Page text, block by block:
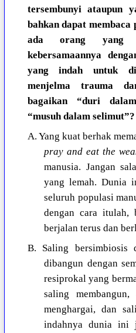
tersembunyi ataupun
bahkan dapat
ada orang yang
kebersamaannya
yang indah untuk
menjelma trauma
bagaikan “duri
“musuh dalam selimut”?
A. Yang kuat berhak
pray and eat the
manusia. Jangan
yang lemah. Dunia
seluruh populasi
dengan cara itulah,
berjalan terus dan
B. Saling bersimbiosis
dibangun dengan
resiprokal yang
saling
menghargai, dan
indahnya dunia ini